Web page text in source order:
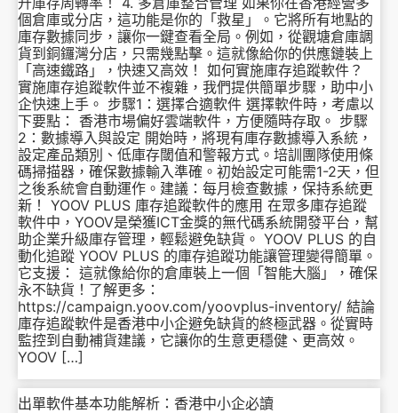
個倉庫或分店，這功能是你的「救星」。它將所有地點的
庫存數據同步，讓你一鍵查看全局。例如，從觀塘倉庫調
貨到銅鑼灣分店，只需幾點擊。這就像給你的供應鏈裝上
「高速鐵路」，快速又高效！ 如何實施庫存追蹤軟件？
實施庫存追蹤軟件並不複雜，我們提供簡單步驟，助中小
企快速上手。 步驟1：選擇合適軟件 選擇軟件時，考慮以
下要點： 香港市場偏好雲端軟件，方便隨時存取。 步驟
2：數據導入與設定 開始時，將現有庫存數據導入系統，
設定產品類別、低庫存閾值和警報方式。培訓團隊使用條
碼掃描器，確保數據輸入準確。初始設定可能需1-2天，但
之後系統會自動運作。建議：每月檢查數據，保持系統更
新！ YOOV PLUS 庫存追蹤軟件的應用 在眾多庫存追蹤
軟件中，YOOV是榮獲ICT金獎的無代碼系統開發平台，幫
助企業升級庫存管理，輕鬆避免缺貨。 YOOV PLUS 的自
動化追蹤 YOOV PLUS 的庫存追蹤功能讓管理變得簡單。
它支援： 這就像給你的倉庫裝上一個「智能大腦」，確保
永不缺貨！了解更多：
https://campaign.yoov.com/yoovplus-inventory/ 結論
庫存追蹤軟件是香港中小企避免缺貨的終極武器。從實時
監控到自動補貨建議，它讓你的生意更穩健、更高效。
YOOV […]
出單軟件基本功能解析：香港中小企必讀